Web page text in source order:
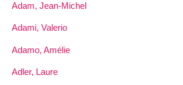
Adam, Jean-Michel
Adami, Valerio
Adamo, Amélie
Adler, Laure